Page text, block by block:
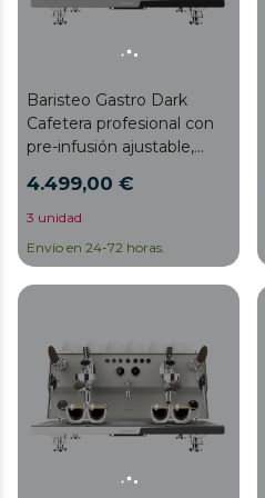
Baristeo Gastro Dark
Cafetera profesional con
pre-infusión ajustable,
bares, caldera E-61 de alta
capacidad y control PID
para extraer todo el
potencial de cada grano.
4.499,00 €
3 unidad
Envío en 24-72 horas.